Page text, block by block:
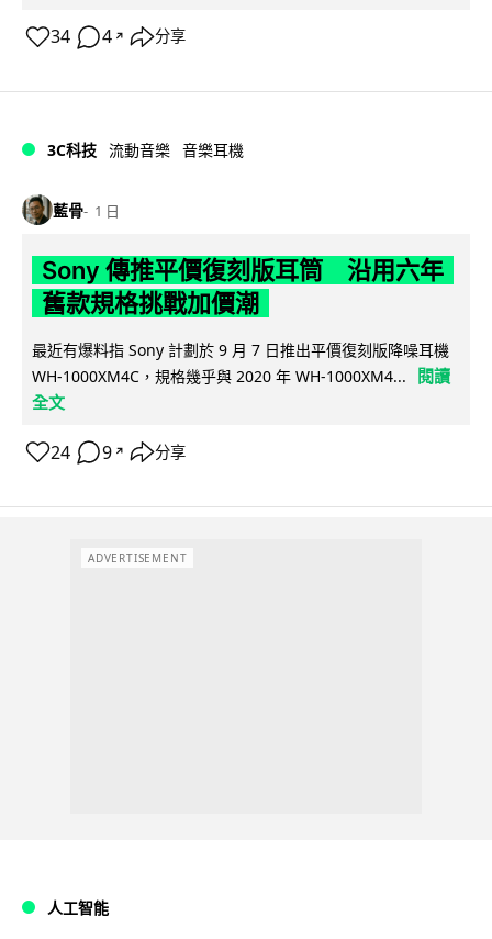
34 4 ↗ 分享
3C科技 流動音樂 音樂耳機
藍骨 1 日
Sony 傳推平價復刻版耳筒 沿用六年
舊款規格挑戰加價潮
最近有爆料指 Sony 計劃於 9 月 7 日推出平價復刻版降噪耳機
WH-1000XM4C，規格幾乎與 2020 年 WH-1000XM4...
閱讀
全文
24 9 ↗ 分享
ADVERTISEMENT
人工智能